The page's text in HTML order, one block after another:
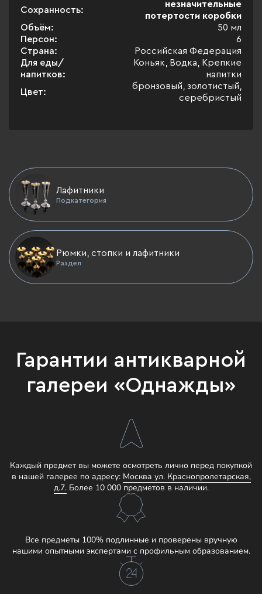
Сохранность:
незначительные
потертости коробки
Объём:
50 мл
Персон:
6
Страна:
Российская Федерация
Для еды/
напитков:
Коньяк, Водка, Крепкие
напитки
Цвет:
бронзовый, золотистый,
серебристый
Лафитники
Подкатегория
Рюмки, стопки и лафитники
Раздел
Гарантии антикварной
галереи «Однажды»
Каждый предмет вы можете осмотреть лично перед покупкой
в нашей галерее по адресу: Москва ул. Краснопролетарская,
д.7.Более 10 000 предметов в наличии.
Все предметы 100% подлинные и проверены вручную
нашими опытными экспертами с профильным образованием.